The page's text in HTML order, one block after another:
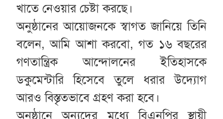
খাতে নেওয়ার চেষ্টা করছে।
অনুষ্ঠানের আয়োজনকে স্বাগত জানিয়ে তিনি
বলেন, আমি আশা করবো, গত ১৬ বছরের
গণতান্ত্রিক আন্দোলনের ইতিহাসকে
ডকুমেন্টারি হিসেবে তুলে ধরার উদ্যোগ
আরও বিস্তৃতভাবে গ্রহণ করা হবে।
অনুষ্ঠানে অন্যদের মধ্যে বিএনপির স্থায়ী